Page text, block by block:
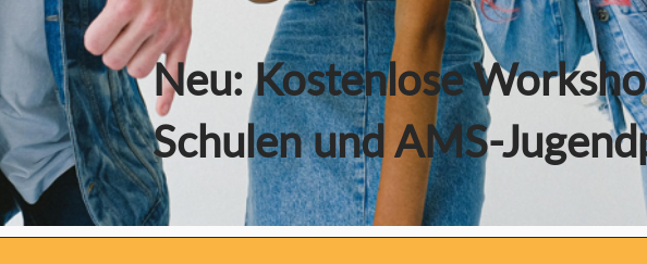
Neu: Kostenlose
Schulen und AMS-